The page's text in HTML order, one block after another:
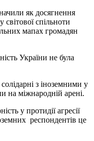
як досягнення
спільноти
мапах громадян
України не була
з іноземними у
на міжнародній арені.
у протидії агресії
респондентів це